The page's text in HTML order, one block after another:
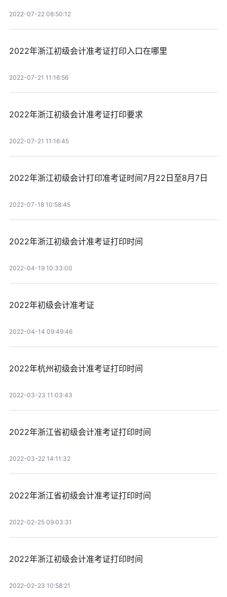
2022-07-22 08:50:12
2022年浙江初级会计准考证打印入口在哪里
2022-07-21 11:16:56
2022年浙江初级会计准考证打印要求
2022-07-21 11:16:45
2022年浙江初级会计打印准考证时间7月22日至8月7日
2022-07-18 10:58:45
2022年浙江初级会计准考证打印时间
2022-04-19 10:33:00
2022年初级会计准考证
2022-04-14 09:49:46
2022年杭州初级会计准考证打印时间
2022-03-23 11:03:43
2022年浙江省初级会计准考证打印时间
2022-03-22 14:11:32
2022年浙江省初级会计准考证打印时间
2022-02-25 09:03:31
2022年浙江初级会计准考证打印时间
2022-02-23 10:58:21